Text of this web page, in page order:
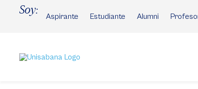
Soy:
Aspirante Estudiante Alumni